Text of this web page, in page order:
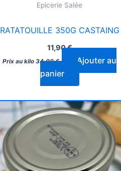
Epicerie Salée
RATATOUILLE 350G CASTAING
11,90€
Prix au kilo 34,00€
Ajouter au
panier